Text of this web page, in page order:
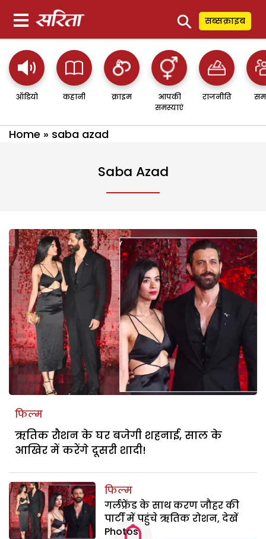
⚲ सब्सक्राइब
ऑडियो कहानी क्राइम
आपकी
समस्याएं
राजनीति
Home » saba azad
Saba Azad
फिल्म
ऋतिक रौशन के घर बजेगी शहनाई, साल के
आखिर में करेंगे दूसरी शादी!
फिल्म
गर्लफ्रेंड के साथ करण जौहर की
पार्टी में पहुंचे ऋतिक रोशन, देखें
Photos